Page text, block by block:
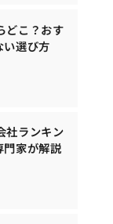
どこ？おす
選び方
社ランキン
家が解説